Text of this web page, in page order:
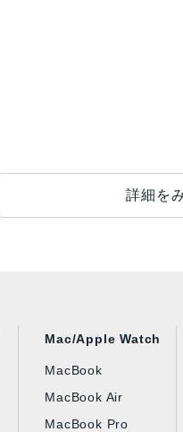
詳細を
Mac/Apple Watch
MacBook
MacBook Air
MacBook Pro